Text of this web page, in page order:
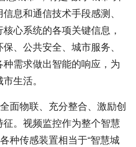
息和通信技术手段感测、
心系统的各项关键信息，
、公共安全、城市服务、
需求做出智能的响应，为
生活。
面物联、充分整合、激励创
。视频监控作为整个智慧
种传感装置相当于“智慧城